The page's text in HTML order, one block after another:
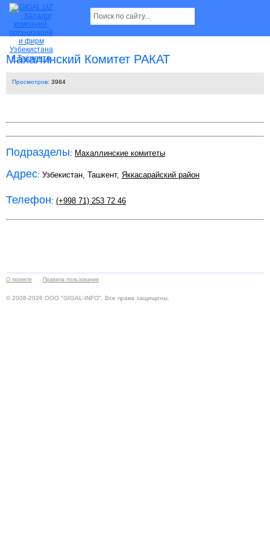
Махалинский Комитет РАКАТ
Просмотров: 3984
Подразделы: Махаллинские комитеты
Адрес: Узбекистан, Ташкент, Яккасарайский район
Телефон: (+998 71) 253 72 46
О проекте Правила пользования
© 2008-2026 ООО "GIGAL-INFO". Все права защищены.